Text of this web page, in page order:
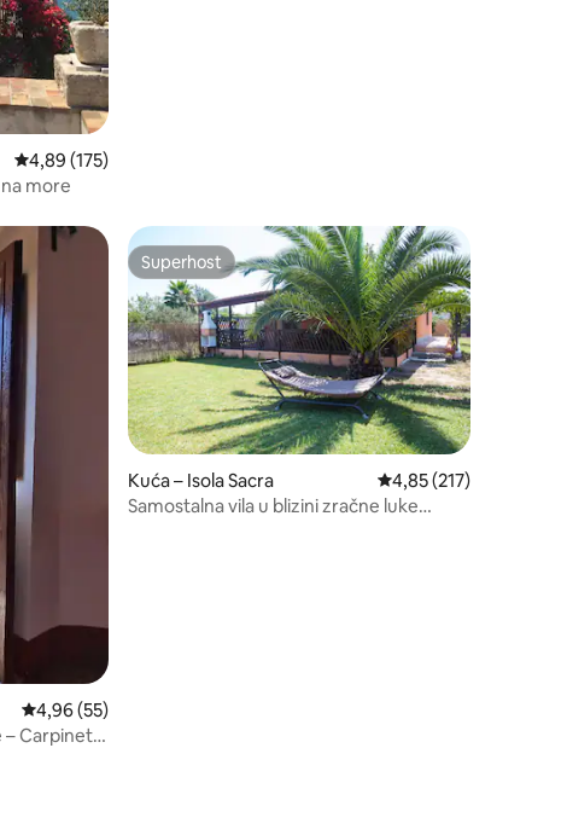
Prosječna ocjena: 4,89/5, recenzija: 175
4,89 (175)
more
„Odabrali gosti”
Prosječna ocjena: 4,96/5, recenzija: 55
4,96 (55)
– Carpineto
Superhost
Superhost
Kuća – Isola Sacra Prosječna ocjena:
4,85 (217)
Samostalna vila u blizini zračne luke